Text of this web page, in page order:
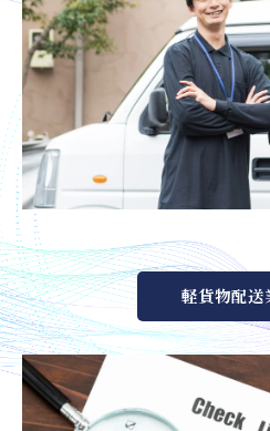
軽貨物配送